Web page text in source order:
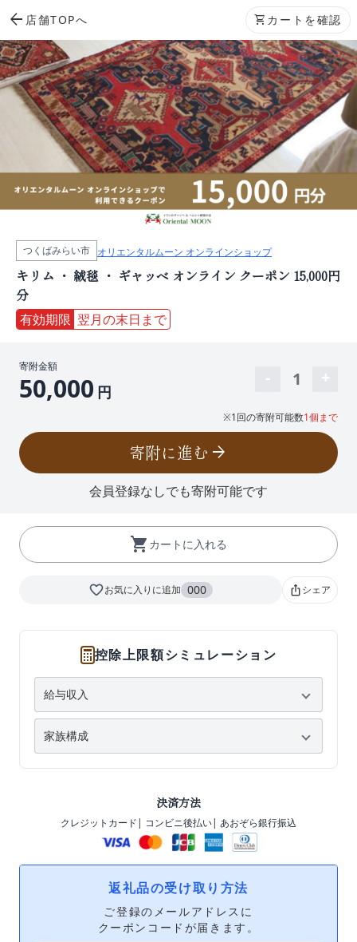
arrow_back 店舗TOPへ shopping_cart カートを確認
つくばみらい市 オリエンタルムーン オンラインショップ
キリム ・ 絨毯 ・ ギャッベ オンライン クーポン 15,000円
分
有効期限 翌月の末日まで
寄附金額
50,000 円
1
※1回の寄附可能数1個まで
寄附に進む arrow_forward
会員登録なしでも寄附可能です
shopping_cart カートに入れる
favorite_borderお気に入りに追加 000 ios_shareシェア
控除上限額シミュレーション
決済方法
クレジットカード| コンビニ後払い| あおぞら銀行振込
返礼品の受け取り方法
ご登録のメールアドレスに
クーポンコードが届きます。